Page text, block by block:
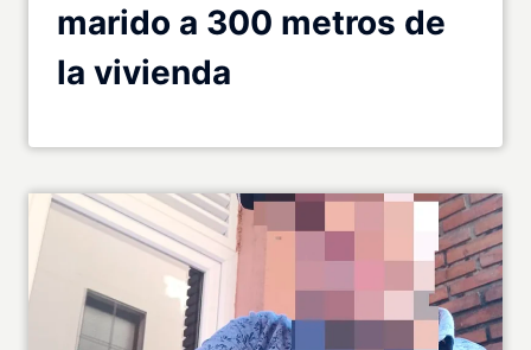
marido a 300 metros de
la vivienda